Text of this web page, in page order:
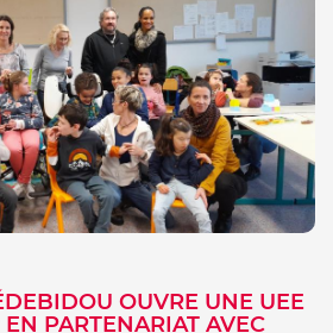
OUVRE UNE UEE
PARTENARIAT AVEC